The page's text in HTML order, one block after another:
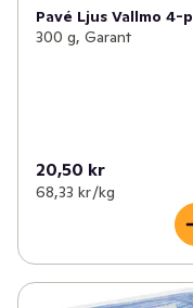
Pavé Ljus Vallmo 4-p
300 g, Garant
20,50 kr
68,33 kr /kg